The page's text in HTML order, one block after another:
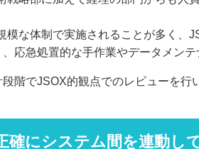
な体制で実施されることが多く
応急処置的な手作業やデータメン
階でJSOX的観点でのレビューを
確にシステム間を連動し